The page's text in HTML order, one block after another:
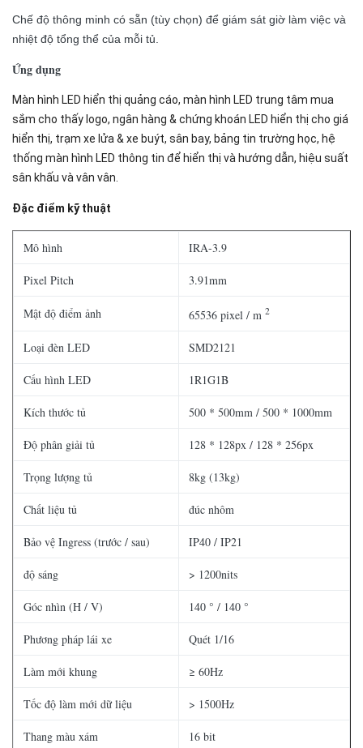
Chế độ thông minh có sẵn (tùy chọn) để giám sát giờ làm việc và
nhiệt độ tổng thể của mỗi tủ.
Ứng dụng
Màn hình LED hiển thị quảng cáo, màn hình LED trung tâm mua
sắm cho thấy logo, ngân hàng & chứng khoán LED hiển thị cho giá
hiển thị, trạm xe lửa & xe buýt, sân bay, bảng tin trường học, hệ
thống màn hình LED thông tin để hiển thị và hướng dẫn, hiệu suất
sân khấu và vân vân.
Đặc điểm kỹ thuật
Mô hình IRA-3.9
Pixel Pitch 3.91mm
Mật độ điểm ảnh 65536 pixel / m 2
Loại đèn LED SMD2121
Cấu hình LED 1R1G1B
Kích thước tủ 500 * 500mm / 500 * 1000mm
Độ phân giải tủ 128 * 128px / 128 * 256px
Trọng lượng tủ 8kg (13kg)
Chất liệu tủ đúc nhôm
Bảo vệ Ingress (trước / sau) IP40 / IP21
độ sáng > 1200nits
Góc nhìn (H / V) 140 ° / 140 °
Phương pháp lái xe Quét 1/16
Làm mới khung ≥ 60Hz
Tốc độ làm mới dữ liệu > 1500Hz
Thang màu xám 16 bit